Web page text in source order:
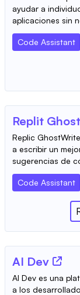
ayudar a
aplicaciones sin
Code Assistant
Replit
Replic
a escribir un
sugerencias de
Code Assistant
AI Dev
AI Dev es una
a los